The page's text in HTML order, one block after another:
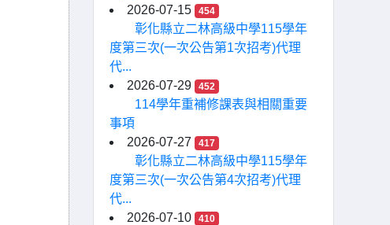
2026-07-15
454
彰化縣立二林高級中學115學年
度第三次(一次公告第1次招考)代理
代...
2026-07-29
452
114學年重補修課表與相關重要
事項
2026-07-27
417
彰化縣立二林高級中學115學年
度第三次(一次公告第4次招考)代理
代...
2026-07-10
410